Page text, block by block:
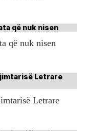
që nuk nisen
Letrare